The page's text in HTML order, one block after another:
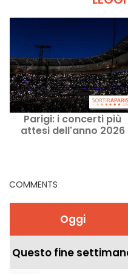
Parigi: i concerti più
attesi dell'anno 2026
COMMENTS
Oggi
Questo fine